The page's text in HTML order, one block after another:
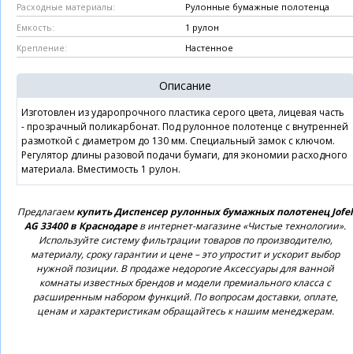
Расходные материалы: Рулонные бумажные полотенца
Емкость: 1 рулон
Крепление: Настенное
Описание
Изготовлен из ударопрочного пластика серого цвета, лицевая часть
- прозрачный поликарбонат. Под рулонное полотенце с внутренней
размоткой с диаметром до 130 мм. Специальный замок с ключом.
Регулятор длины разовой подачи бумаги, для экономии расходного
материала. Вместимость 1 рулон.
Предлагаемкупить Диспенсер рулонных бумажных полотенец Jofel
AG 33400 в Краснодарев интернет-магазине «Чистые технологии».
Используйте систему фильтрации товаров по производителю,
материалу, сроку гарантии и цене – это упростит и ускорит выбор
нужной позиции. В продаже недорогие Аксессуары для ванной
комнаты известных брендов и модели премиального класса с
расширенным набором функций. По вопросам доставки, оплате,
ценам и характеристикам обращайтесь к нашим менеджерам.